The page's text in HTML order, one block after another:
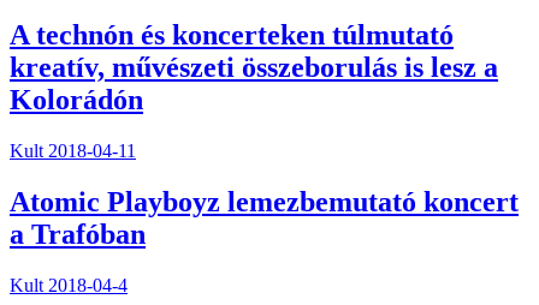
A technón és koncerteken túlmutató
kreatív, művészeti összeborulás is lesz a
Kolorádón
Kult 2018-04-11
Atomic Playboyz lemezbemutató koncert
a Trafóban
Kult 2018-04-4